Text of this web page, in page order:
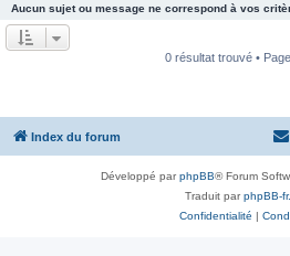
Aucun sujet ou message ne correspond à vos
0 résultat trouvé • Page
Index du forum
Développé parphpBB® Forum
Traduit parphpBB-
Confidentialité |